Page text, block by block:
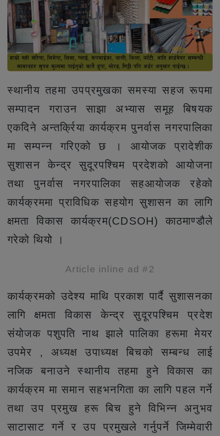
स्थानीय तहमा उपप्रमुखका समस्या सहज रूपमा
सम्पादन गराउन साझा अभ्यास समूह बिषयक
एकदिने अन्तर्क्रिया कार्यक्रम पुनर्वास नगरपालिका
मा सम्पन्न गरिएको छ । आयोजक प्रादेशीक
सुशासन केन्द्र सुदूरपश्चिम प्रदेशको आयोजना
तथा पुनर्वास नगरपालिका सहआयोजक रहेको
कार्यक्रममा प्राविधिक सहयोग सुशासन का लागि
क्षमता विकास कार्यक्रम(CDSOH) काठमाण्डौले
गरेको थियोे ।
Article inline ad #2
कार्यक्रमको उदेश्य माथि प्रकाश पार्दै सुशासनका
लागि क्षमता विकास केन्द्र सुदूरपश्चिम प्रदेश
संयोजक पशुपति नाथ झाले पालिका हरूमा मेयर
उपमेर , अध्यक्ष उपाध्यक्ष बिचको सम्बन्ध लाई
नजिक बनाउने स्थानीय तहमा हुने विकास का
कार्यक्रम मा समान सहभनगिता का लागि पहल गर्ने
तथा उप प्रमुख हरू बिच हुने विभिन्न अनुभव
साटासाट गर्ने र उप प्रमुखले गर्नुपर्ने जिम्मेवारी